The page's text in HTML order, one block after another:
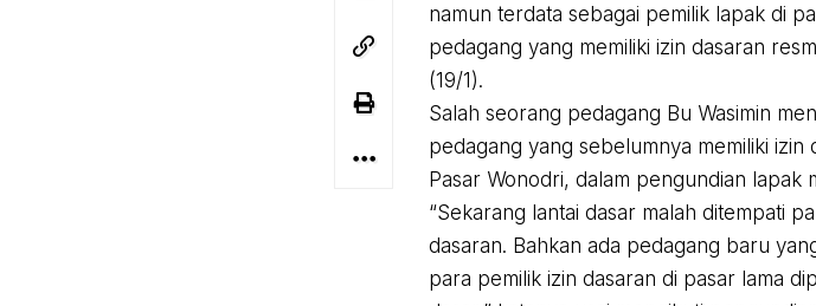
namun terdata sebagai pemilik lapak di
pedagang yang memiliki izin dasaran
(19/1).
Salah seorang pedagang Bu Wasimin
pedagang yang sebelumnya memiliki
Pasar Wonodri, dalam pengundian lapak
“Sekarang lantai dasar malah ditempati
dasaran. Bahkan ada pedagang baru
para pemilik izin dasaran di pasar lama